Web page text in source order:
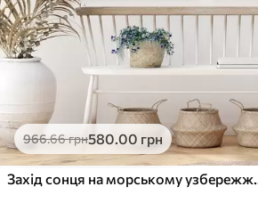
966.66грн580.00 грн
Захід сонця